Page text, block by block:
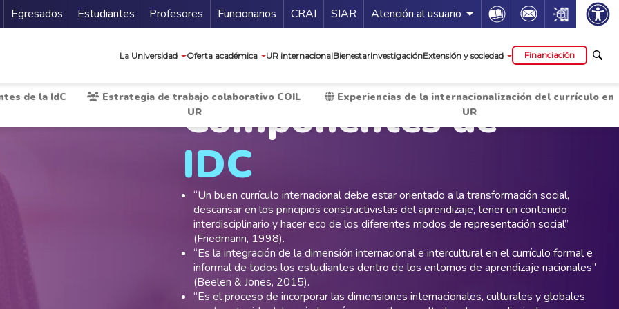
Secundario
Egresados Estudiantes Profesores Funcionarios Guía de servicios
CRAI SIAR Atención al usuario Icon Icon Icon
La Universidad Oferta académica UR internacionalBienestarInvestigaciónExtensión y sociedad Financiación
de la IdC
Estrategia de trabajo colaborativo COIL
UR
Experiencias de la internacionalización del currículo en
UR
Componentes de
IDC
“Un buen currículo internacional debe estar orientado a la transformación social,
descansar en los principios constructivistas del aprendizaje, tener un contenido
interdisciplinario y hacer eco de los diferentes modos de representación social”
(Friedmann, 1998).
“Es la integración de la dimensión internacional e intercultural en el currículo formal e
informal de todos los estudiantes dentro de los entornos de aprendizaje nacionales”
(Beelen & Jones, 2015).
“Es el proceso de incorporar las dimensiones internacionales, culturales y globales